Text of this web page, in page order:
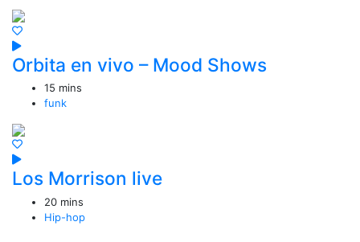
Orbita en vivo – Mood Shows
15 mins
funk
Los Morrison live
20 mins
Hip-hop